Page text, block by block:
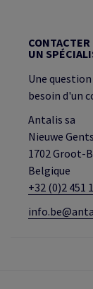
CONTACTER
UN
Une question
besoin d'un
Antalis sa
Nieuwe
1702 Groot-
Belgique
+32 (0)2 451